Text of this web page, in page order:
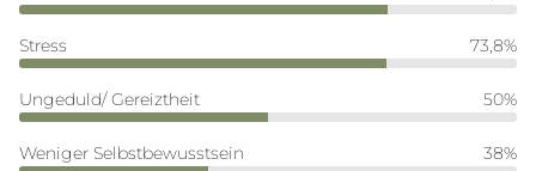
Stress 73,8%
Ungeduld/ Gereiztheit 50%
Weniger Selbstbewusstsein 38%